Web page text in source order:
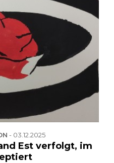
- 03.12.2025
Est verfolgt, im